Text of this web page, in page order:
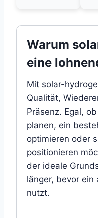
Warum
eine
Mit solar-
Qualität,
Präsenz. Egal,
planen, ein
optimieren oder
positionieren
der ideale
länger, bevor ein
nutzt.